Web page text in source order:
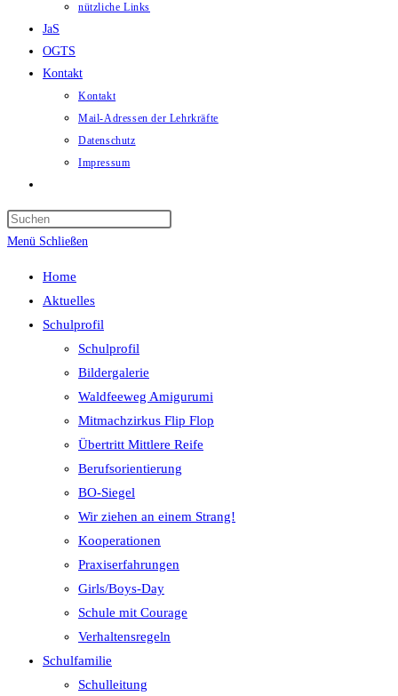
nützliche Links
JaS
OGTS
Kontakt
Kontakt
Mail-Adressen der Lehrkräfte
Datenschutz
Impressum
umschalten
Menü Schließen
Home
Aktuelles
Schulprofil
Schulprofil
Bildergalerie
Waldfeeweg Amigurumi
Mitmachzirkus Flip Flop
Übertritt Mittlere Reife
Berufsorientierung
BO-Siegel
Wir ziehen an einem Strang!
Kooperationen
Praxiserfahrungen
Girls/Boys-Day
Schule mit Courage
Verhaltensregeln
Schulfamilie
Schulleitung